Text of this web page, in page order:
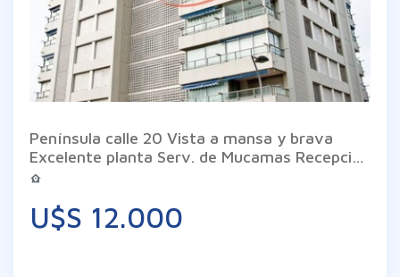
Península calle 20 Vista a mansa y brava
Excelente planta Serv. de Mucamas Recepción
24 hs
U$S 12.000